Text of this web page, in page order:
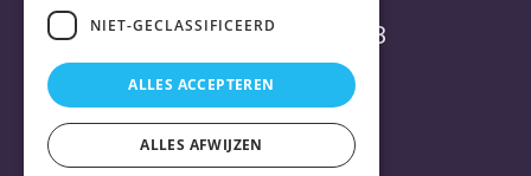
BTW BE0843 357 788
NIET-GECLASSIFICEERD
ALLES ACCEPTEREN
ALLES AFWIJZEN